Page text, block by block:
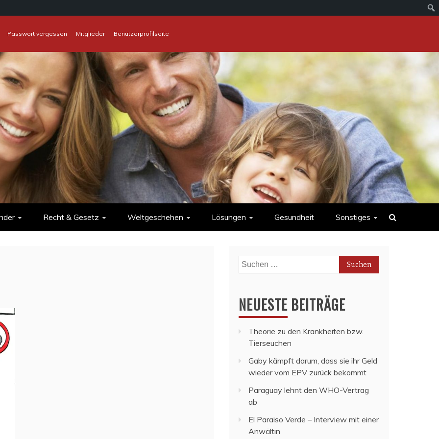
Passwort vergessen Mitglieder
Benutzerprofilseite
Recht & Gesetz Weltgeschehen Lösungen Gesundheit Sonstiges
Suchen
nach:
NEUESTE BEITRÄGE
Theorie zu den Krankheiten bzw.
Tierseuchen
Gaby kämpft darum, dass sie ihr Geld
wieder vom EPV zurück bekommt
Paraguay lehnt den WHO-Vertrag
ab
El Paraiso Verde – Interview mit einer
Anwältin